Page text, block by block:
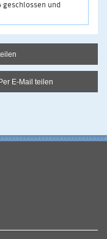
geschlossen und
Per E-Mail teilen